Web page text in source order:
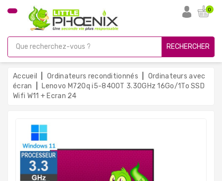
CATÉGORIE
Gamer
Unités
Centrales
Reconditionnées
Ordinateurs
Portables
0
RECHERCHER
Accueil Ordinateurs reconditionnés
Ordinateurs avec
écran
Lenovo M720q i5-8400T 3.30GHz 16Go/1To SSD
Wifi W11 + Ecran 24